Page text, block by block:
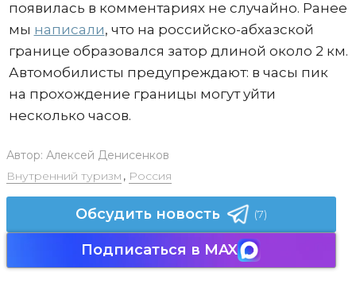
появилась в комментариях не случайно. Ранее
мы написали, что на российско-абхазской
границе образовался затор длиной около 2 км.
Автомобилисты предупреждают: в часы пик
на прохождение границы могут уйти
несколько часов.
Автор: Алексей Денисенков
Внутренний туризм , Россия
Обсудить новость (7)
Подписаться в MAX